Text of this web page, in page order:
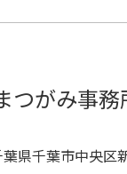
つがみ事務
県千葉市中央区